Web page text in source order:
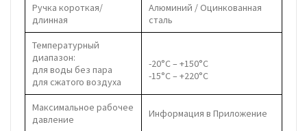
Ручка короткая/
длинная
Алюминий / Оцинкованная
сталь
Температурный
диапазон:
для воды без пара
для сжатого воздуха
-20°C – +150°C
-15°C – +220°C
Максимальное рабочее
давление
Информация в Приложение